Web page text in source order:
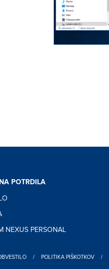
POTRDILA
NEXUS PERSONAL
/ POLITIKA PIŠKOTKOV /